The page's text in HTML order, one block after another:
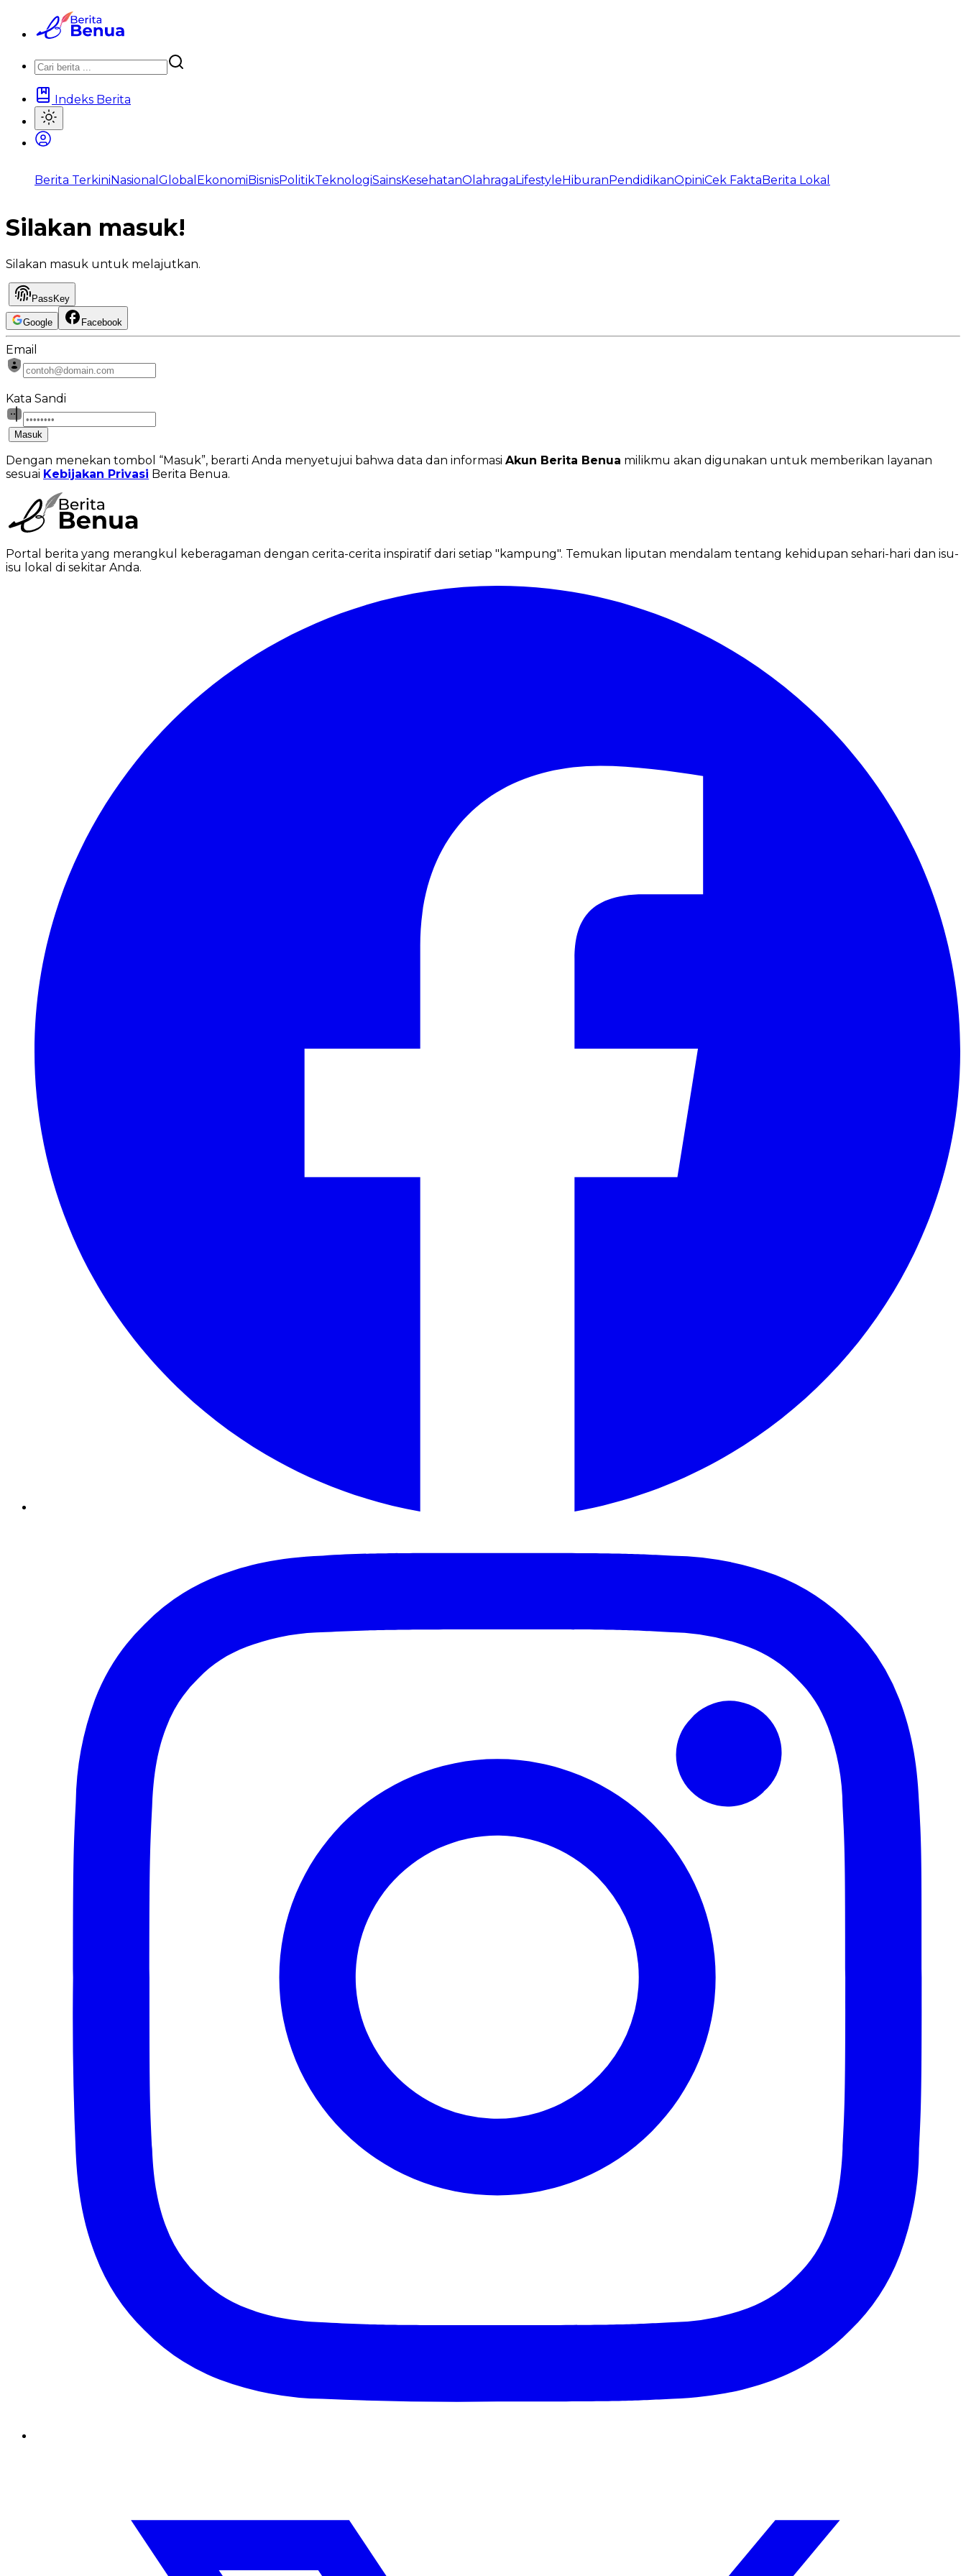
Indeks Berita
Berita TerkiniNasional Global EkonomiBisnisPolitikTeknologiSainsKesehatanOlahragaLifestyleHiburanPendidikanOpiniCek FaktaBerita Lokal
Silakan masuk!
Silakan masuk untuk melajutkan.
PassKey
Google Facebook
Email
Kata Sandi
Masuk
Dengan menekan tombol “Masuk”, berarti Anda menyetujui bahwa data dan informasi Akun Berita Benua milikmu akan digunakan untuk memberikan layanan
sesuai Kebijakan Privasi Berita Benua.
Portal berita yang merangkul keberagaman dengan cerita-cerita inspiratif dari setiap "kampung". Temukan liputan mendalam tentang kehidupan sehari-hari dan isu-
isu lokal di sekitar Anda.